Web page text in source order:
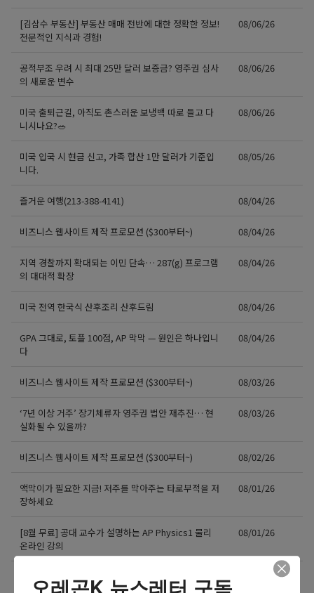
[김삼수 부동산] 부동산 매매 전반에 대한 정확한 정보!
전문적인 지식과 경험!
08/06/26
공적부조 우려 시 최대 25만 달러 보증금? 영주권 심사
의 새로운 변수
08/06/26
미국 출퇴근길, 아직도 촌스러운 보냉백 따로 들고 다
니시나요?🥗
08/06/26
미국 입국 시 현금 신고, 가족 합산 1만 달러가 기준입
니다.
08/05/26
즐거운 여행(213-388-4141) 08/04/26
비즈니스 웹사이트 제작 프로모션 ($300부터~) 08/04/26
지역 경찰까지 확대되는 이민 단속… 287(g) 프로그램
의 대대적 확장
08/04/26
미국 전역 한국식 산후조리 산후드림 08/04/26
GPA 그대로, 토플 100점, AP 막막 — 원인은 하나입니
다
08/04/26
비즈니스 웹사이트 제작 프로모션 ($300부터~) 08/03/26
‘7년 이상 거주’ 장기체류자 영주권 법안 재추진… 현
실화될 수 있을까?
08/03/26
비즈니스 웹사이트 제작 프로모션 ($300부터~) 08/02/26
액막이가 필요한 지금! 저주를 막아주는 타로부적을 저
장하세요
08/01/26
[8월 무료] 공대 교수가 설명하는 AP Physics1 물리
온라인 강의
08/01/26
더보기 >>
오레곤K 뉴스레터 구독